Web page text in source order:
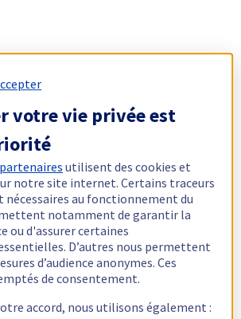
votre vie privée est
utilisent des cookies et
notre site internet. Certains traceurs
au fonctionnement du
notamment de garantir la
ou d'assurer certaines
D’autres nous permettent
d’audience anonymes. Ces
de consentement.
accord, nous utilisons également :